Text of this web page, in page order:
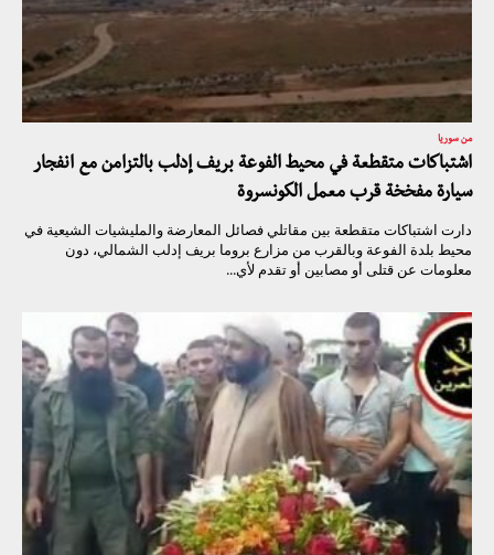
من سوريا
اشتباكات متقطعة في محيط الفوعة بريف إدلب بالتزامن مع انفجار
سيارة مفخخة قرب معمل الكونسروة
دارت اشتباكات متقطعة بين مقاتلي فصائل المعارضة والمليشيات الشيعية في
محيط بلدة الفوعة وبالقرب من مزارع بروما بريف إدلب الشمالي، دون
معلومات عن قتلى أو مصابين أو تقدم لأي...